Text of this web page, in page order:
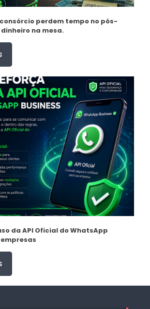
perdem tempo no pós-
na mesa.
da API Oficial do WhatsApp